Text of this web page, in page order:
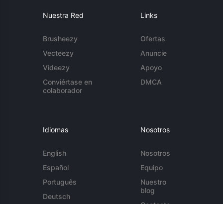
Nuestra Red
Brusheezy
Vecteezy
Videezy
Conviértase en
colaborador
Links
Ofertas
Anuncie
Apoyo
DMCA
Idiomas
English
Español
Português
Deutsch
Nosotros
Nosotros
Equipo
Nuestro
blog